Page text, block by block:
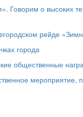
Говорим о высоких
рейде
города
общественные